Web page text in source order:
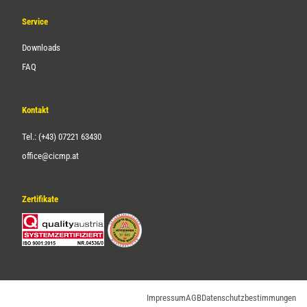
Service
Downloads
FAQ
Kontakt
Tel.: (+43) 07221 63430
office@cicmp.at
Zertifikate
ImpressumAGBDatenschutzbestimmungen